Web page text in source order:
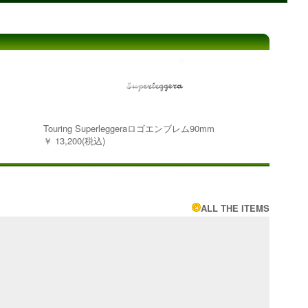
Touring Superleggeraロゴエンブレム90mm
￥ 13,200(税込)
ALL THE ITEMS